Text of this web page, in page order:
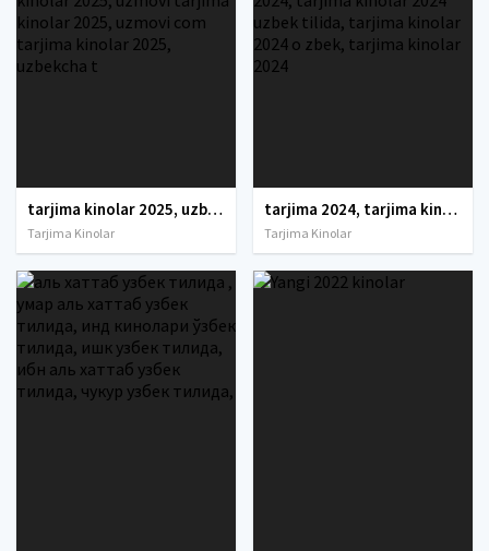
tarjima kinolar 2025, uzbek tarjima kinolar 2025, tarjima kinolar uzbek tilida 2025, tarjima kinolar o zbek 2025, tarjima kinolar o zbek tilida 2025, yangi tarjima kinolar 2025, uzmovi tarjima kinolar 2025, uzmovi com tarjima kinolar 2025, uzbekcha t
Tarjima Kinolar
tarjima 2024, tarjima kinolar 2024, uzbek tarjima 2024, tarjima kinolar tilida tilida 2024, uzbek tilida tarjima 2024, kino tarjima 2024, uzbek tarjima kinolar 2024, tarjima kinolar 2024 uzbek tilida, tarjima kinolar 2024 o zbek, tarjima kinolar 2024
Tarjima Kinolar